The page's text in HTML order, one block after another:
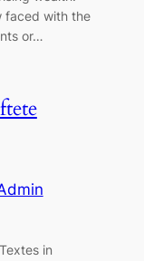
faced with the
or…
in